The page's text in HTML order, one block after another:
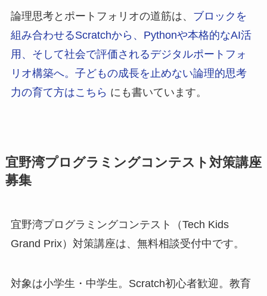
論理思考とポートフォリオの道筋は、 ブロックを
組み合わせるScratchから、Pythonや本格的なAI活
用、そして社会で評価されるデジタルポートフォ
リオ構築へ。子どもの成長を止めない論理的思考
力の育て方はこちら にも書いています。
宜野湾プログラミングコンテスト対策講座
募集
宜野湾プログラミングコンテスト（Tech Kids
Grand Prix）対策講座は、無料相談受付中です。
対象は小学生・中学生。Scratch初心者歓迎。教育